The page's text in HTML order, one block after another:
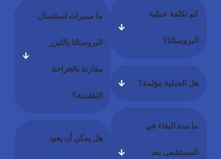
كم تكلفة عملية
البروستاتا؟
هل العملية مؤلمة؟
ما مدة البقاء في
المستشفى بعد
ما مميزات استئصال
البروستاتا بالليزر
مقارنة بالجراحة
التقليدية؟
هل يمكن أن يعود